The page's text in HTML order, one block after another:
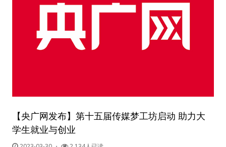
【央广网发布】第十五届传媒梦工坊启动 助力大
学生就业与创业